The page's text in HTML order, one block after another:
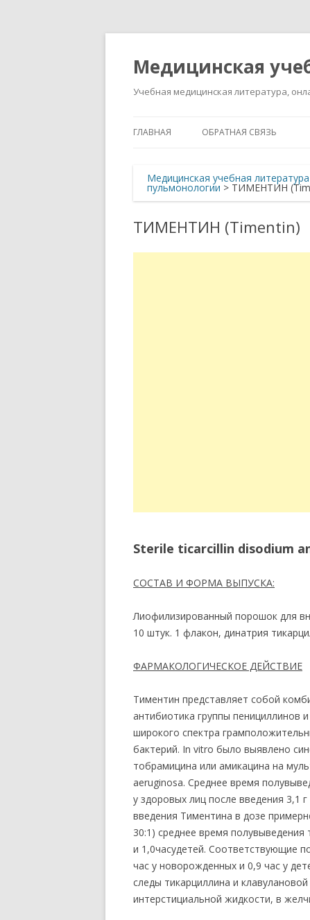
Медицинская
Учебная медицинская литература,
ГЛАВНАЯ ОБРАТНАЯ СВЯЗЬ
Медицинская учебная литература
пульмонологии > ТИМЕНТИН
ТИМЕНТИН (Timentin)
Sterile ticarcillin disodium
СОСТАВ И ФОРМА ВЫПУСКА:
Лиофилизированный порошок для
10 штук. 1 флакон, динатрия
ФАРМАКОЛОГИЧЕСКОЕ ДЕЙСТВИЕ
Тиментин представляет собой
антибиотика группы пенициллинов
широкого спектра
бактерий. In vitro было выявлено
тобрамицина или амикацина на
aeruginosa. Среднее время
у здоровых лиц после введения 3,1
введения Тиментина в дозе
30:1) среднее время
и 1,0часудетей. Соответствующие
час у новорожденных и 0,9 час у
следы тикарциллина и
интерстициальной жидкости, в